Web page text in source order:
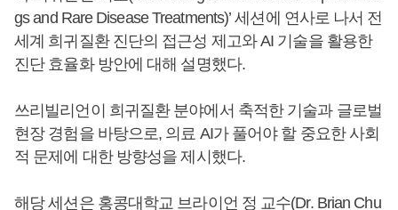
gs and Rare Disease Treatments)’ 세션에 연사로 나서 전
세계 희귀질환 진단의 접근성 제고와 AI 기술을 활용한
진단 효율화 방안에 대해 설명했다.
쓰리빌리언이 희귀질환 분야에서 축적한 기술과 글로벌
현장 경험을 바탕으로, 의료 AI가 풀어야 할 중요한 사회
적 문제에 대한 방향성을 제시했다.
해당 세션은 홍콩대학교 브라이언 정 교수(Dr. Brian Chu